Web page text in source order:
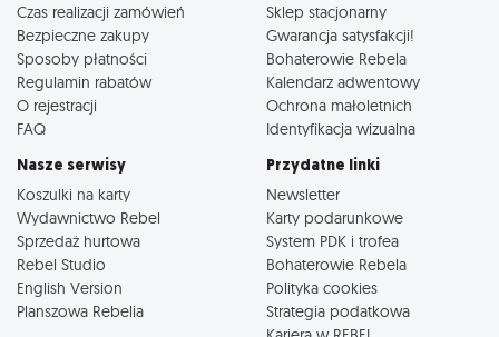
Czas realizacji zamówień
Bezpieczne zakupy
Sposoby płatności
Regulamin rabatów
O rejestracji
FAQ
Sklep stacjonarny
Gwarancja satysfakcji!
Bohaterowie Rebela
Kalendarz adwentowy
Ochrona małoletnich
Identyfikacja wizualna
Nasze serwisy
Koszulki na karty
Wydawnictwo Rebel
Sprzedaż hurtowa
Rebel Studio
English Version
Planszowa Rebelia
Przydatne linki
Newsletter
Karty podarunkowe
System PDK i trofea
Bohaterowie Rebela
Polityka cookies
Strategia podatkowa